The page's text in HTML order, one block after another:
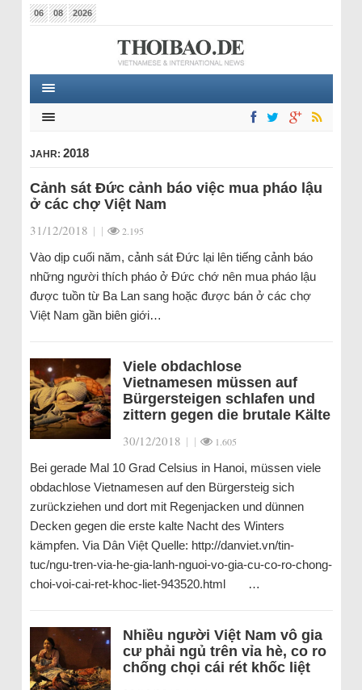
06 08 2026
JAHR: 2018
Cảnh sát Đức cảnh báo việc mua pháo lậu
ở các chợ Việt Nam
31/12/2018 | | 2.195
Vào dịp cuối năm, cảnh sát Đức lại lên tiếng cảnh báo
những người thích pháo ở Đức chớ nên mua pháo lậu
được tuồn từ Ba Lan sang hoặc được bán ở các chợ
Việt Nam gần biên giới…
Viele obdachlose
Vietnamesen müssen auf
Bürgersteigen schlafen und
zittern gegen die brutale Kälte
30/12/2018 | | 1.605
Bei gerade Mal 10 Grad Celsius in Hanoi, müssen viele
obdachlose Vietnamesen auf den Bürgersteig sich
zurückziehen und dort mit Regenjacken und dünnen
Decken gegen die erste kalte Nacht des Winters
kämpfen. Via Dân Việt Quelle: http://danviet.vn/tin-
tuc/ngu-tren-via-he-gia-lanh-nguoi-vo-gia-cu-co-ro-chong-
choi-voi-cai-ret-khoc-liet-943520.html …
Nhiều người Việt Nam vô gia
cư phải ngủ trên vỉa hè, co ro
chống chọi cái rét khốc liệt